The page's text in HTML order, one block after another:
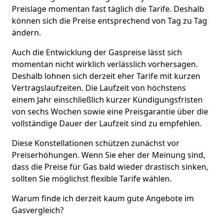
Preislage momentan fast täglich die Tarife. Deshalb
können sich die Preise entsprechend von Tag zu Tag
ändern.
Auch die Entwicklung der Gaspreise lässt sich
momentan nicht wirklich verlässlich vorhersagen.
Deshalb lohnen sich derzeit eher Tarife mit kurzen
Vertragslaufzeiten. Die Laufzeit von höchstens
einem Jahr einschließlich kurzer Kündigungsfristen
von sechs Wochen sowie eine Preisgarantie über die
vollständige Dauer der Laufzeit sind zu empfehlen.
Diese Konstellationen schützen zunächst vor
Preiserhöhungen. Wenn Sie eher der Meinung sind,
dass die Preise für Gas bald wieder drastisch sinken,
sollten Sie möglichst flexible Tarife wählen.
Warum finde ich derzeit kaum gute Angebote im
Gasvergleich?